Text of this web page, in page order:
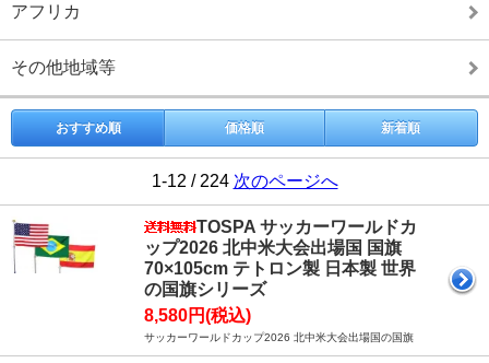
アフリカ
その他地域等
おすすめ順 価格順 新着順
1-12 / 224 次のページへ
TOSPA サッカーワールドカ
ップ2026 北中米大会出場国 国旗
70×105cm テトロン製 日本製 世界
の国旗シリーズ
8,580円(税込)
サッカーワールドカップ2026 北中米大会出場国の国旗